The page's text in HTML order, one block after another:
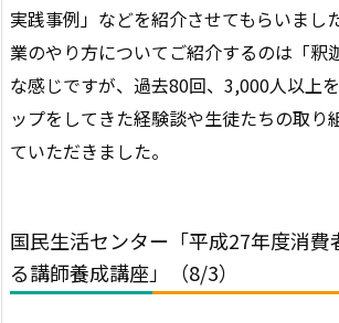
実践事例」などを紹介させてもらいまし
業のやり方についてご紹介するのは「釈
な感じですが、過去80回、3,000人以上
ップをしてきた経験談や生徒たちの取り
ていただきました。
国民生活センター「平成27年度消費
る講師養成講座」（8/3）